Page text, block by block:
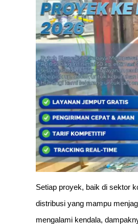
Setiap proyek, baik di sektor
distribusi yang mampu
mengalami kendala,